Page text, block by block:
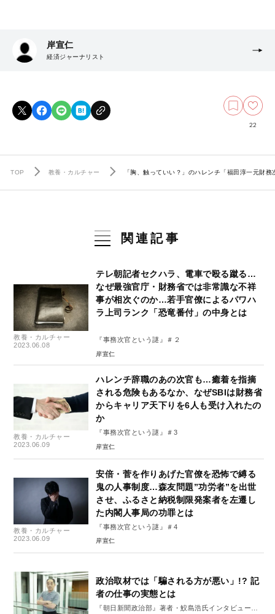
岸宣仁
経済ジャーナリスト
22
TOP 教養・カルチャー 「胸、触っていい？」のハレンチ「福田淳一元財
関連記事
教養・カルチャー
2023.06.08
テレ朝記者セクハラ、電車で殴る蹴る…
なぜ最強官庁・財務省では非常識な不祥
事が相次ぐのか…若手官僚によるパワハ
ラ上司ランク「恐竜番付」の中身とは
『事務次官という謎』＃２
岸宣仁
教養・カルチャー
2023.06.09
ハレンチ辞職のあの次官も…癒着を指摘
される危険もあるなか、なぜSBIは財務省
からキャリア天下りを6人も受け入れたの
か
『事務次官という謎』＃3
岸宣仁
教養・カルチャー
2023.06.09
安倍・菅を作りあげた官僚を恐怖で縛る
鬼の人事制度…森友問題”功労者”を出世
させ、ふるさと納税制限発案者を左遷し
た内閣人事局の功罪とは
『事務次官という謎』＃4
岸宣仁
政治取材では「騙される方が悪い」!? 記
者の仕事の実態とは
『朝日新聞政治部』著者・鮫島浩氏インタビュー